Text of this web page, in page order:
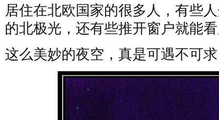
居住在北欧国家的很多人，有些
的北极光，还有些推开窗户就能
这么美妙的夜空，真是可遇不可